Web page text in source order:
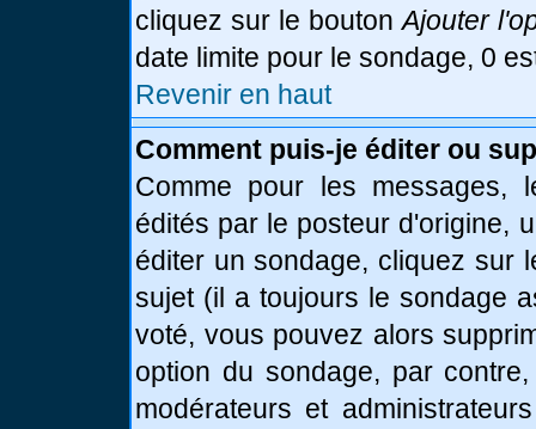
cliquez sur le boutonAjouter
date limite pour le sondage, 0
Revenir en haut
Comment puis-je éditer ou
Comme pour les messages,
édités par le posteur d'origine,
éditer un sondage, cliquez sur
sujet (il a toujours le sondage
voté, vous pouvez alors
option du sondage, par
modérateurs et